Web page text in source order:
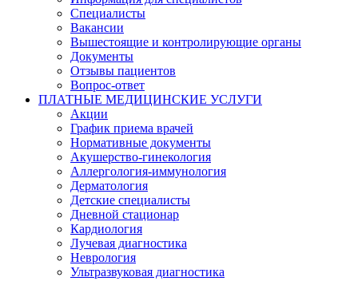
Специалисты
Вакансии
Вышестоящие и контролирующие органы
Документы
Отзывы пациентов
Вопрос-ответ
ПЛАТНЫЕ МЕДИЦИНСКИЕ УСЛУГИ
Акции
График приема врачей
Нормативные документы
Акушерство-гинекология
Аллергология-иммунология
Дерматология
Детские специалисты
Дневной стационар
Кардиология
Лучевая диагностика
Неврология
Ультразвуковая диагностика